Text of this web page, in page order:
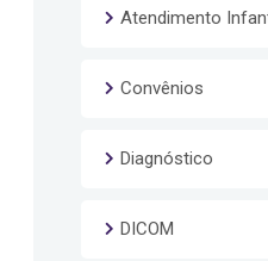
Atendimento
Convênios
Diagnóstico
DICOM